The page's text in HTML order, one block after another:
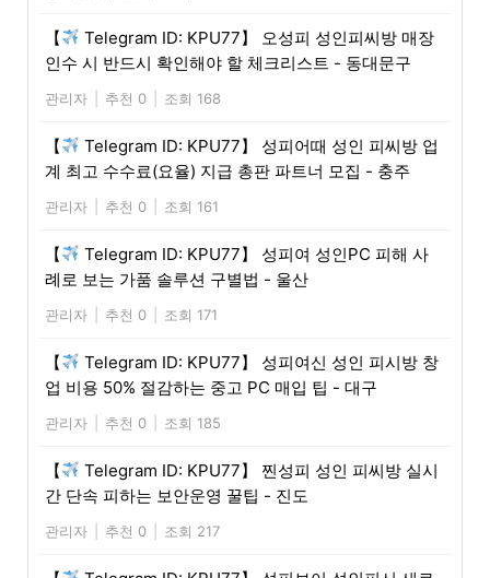
【
Telegram ID: KPU77】 오성피 성인피씨방 매장
인수 시 반드시 확인해야 할 체크리스트 - 동대문구
관리자 추천 0 조회 168
【
Telegram ID: KPU77】 성피어때 성인 피씨방 업
계 최고 수수료(요율) 지급 총판 파트너 모집 - 충주
관리자 추천 0 조회 161
【
Telegram ID: KPU77】 성피여 성인PC 피해 사
례로 보는 가품 솔루션 구별법 - 울산
관리자 추천 0 조회 171
【
Telegram ID: KPU77】 성피여신 성인 피시방 창
업 비용 50% 절감하는 중고 PC 매입 팁 - 대구
관리자 추천 0 조회 185
【
Telegram ID: KPU77】 찐성피 성인 피씨방 실시
간 단속 피하는 보안운영 꿀팁 - 진도
관리자 추천 0 조회 217